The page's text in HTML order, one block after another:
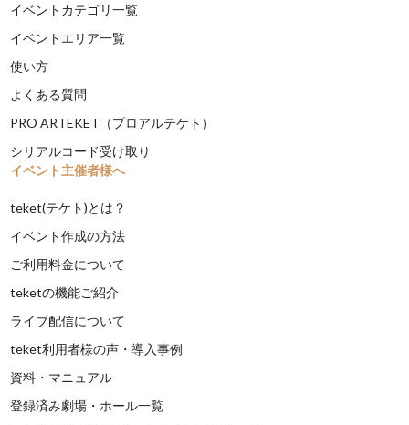
イベントカテゴリ一覧
イベントエリア一覧
使い方
よくある質問
PRO ARTEKET（プロアルテケト）
シリアルコード受け取り
イベント主催者様へ
teket(テケト)とは？
イベント作成の方法
ご利用料金について
teketの機能ご紹介
ライブ配信について
teket利用者様の声・導入事例
資料・マニュアル
登録済み劇場・ホール一覧